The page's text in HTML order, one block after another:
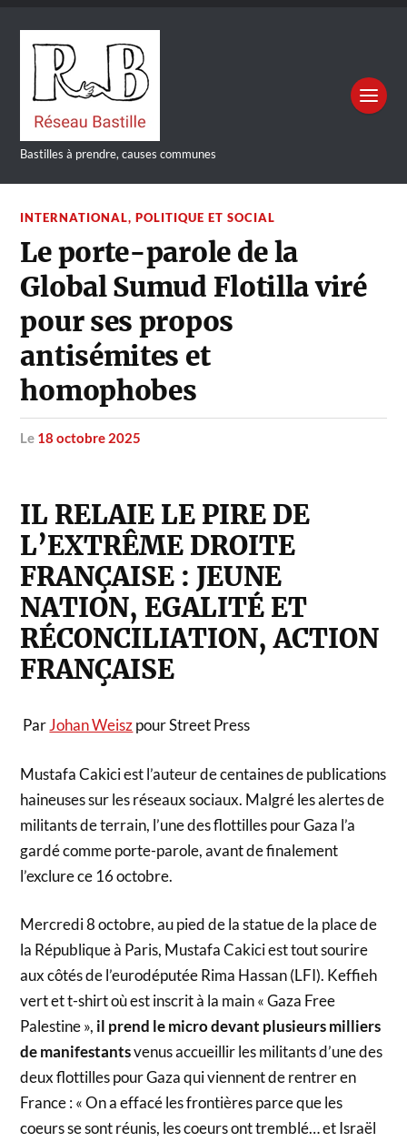
Bastilles à prendre, causes communes
INTERNATIONAL,POLITIQUE ET SOCIAL
Le porte-parole de la
Global Sumud Flotilla viré
pour ses propos
antisémites et
homophobes
le 18 octobre 2025
IL RELAIE LE PIRE DE
L’EXTRÊME DROITE
FRANÇAISE : JEUNE
NATION, EGALITÉ ET
RÉCONCILIATION, ACTION
FRANÇAISE
ParJohan Weiszpour Street Press
Mustafa Cakici est l’auteur de centaines de publications
haineuses sur les réseaux sociaux. Malgré les alertes de
militants de terrain, l’une des flottilles pour Gaza l’a
gardé comme porte-parole, avant de finalement
l’exclure ce 16 octobre.
Mercredi 8 octobre, au pied de la statue de la place de
la République à Paris, Mustafa Cakici est tout sourire
aux côtés de l’eurodéputée Rima Hassan (LFI). Keffieh
vert et t-shirt où est inscrit à la main « Gaza Free
Palestine », il prend le micro devant plusieurs milliers
de manifestantsvenus accueillir les militants d’une des
deux flottilles pour Gaza qui viennent de rentrer en
France : « On a effacé les frontières parce que les
coeurs se sont réunis, les coeurs ont tremblé… et Israël